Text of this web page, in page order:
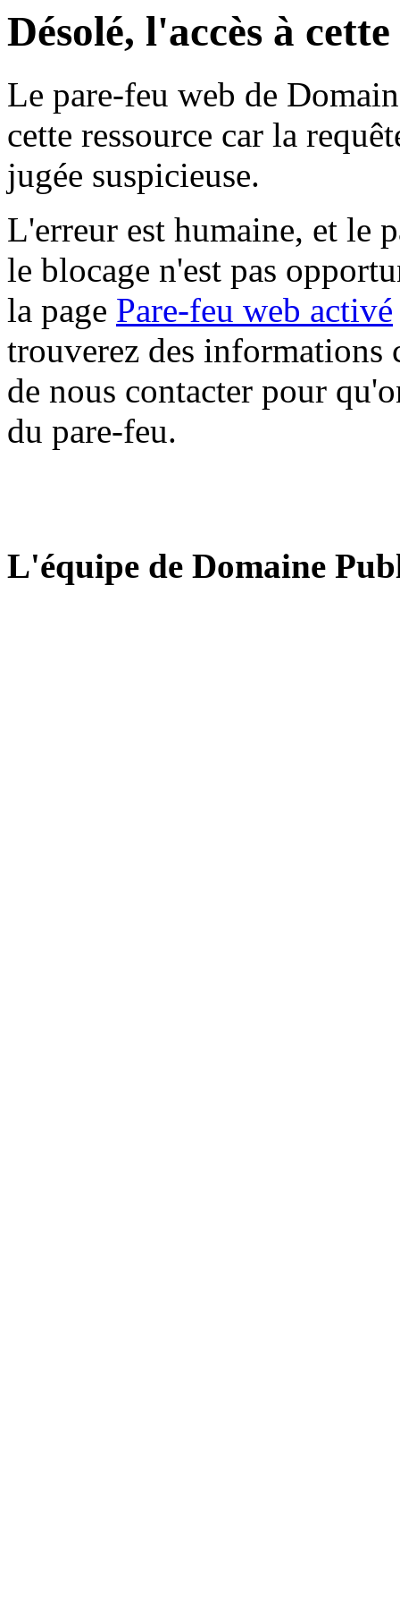
Désolé, l'accès à
Le pare-feu web de
cette ressource car la
jugée suspicieuse.
L'erreur est humaine, et le
le blocage n'est pas
la page Pare-feu web activé
trouverez des informations
de nous contacter pour
du pare-feu.
L'équipe de Domaine